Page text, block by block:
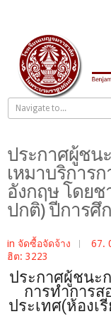
ประกาศผู้ชน
เหมาบริการ
อังกฤษ โดยช
ปกติ) ปีการศึ
in จัดซื้อจัดจ้าง 67.
ฮิต: 3223
ประกาศผู้ชนะ
การทำการ
ประเทศ(ห้องเ